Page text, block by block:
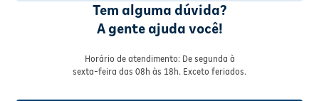
Tem alguma dúvida?
A gente ajuda você!
Horário de atendimento: De segunda à
sexta-feira das 08h às 18h. Exceto feriados.